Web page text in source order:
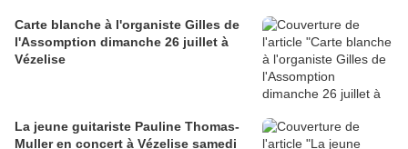
Carte blanche à l'organiste Gilles de
l'Assomption dimanche 26 juillet à
Vézelise
La jeune guitariste Pauline Thomas-
Muller en concert à Vézelise samedi